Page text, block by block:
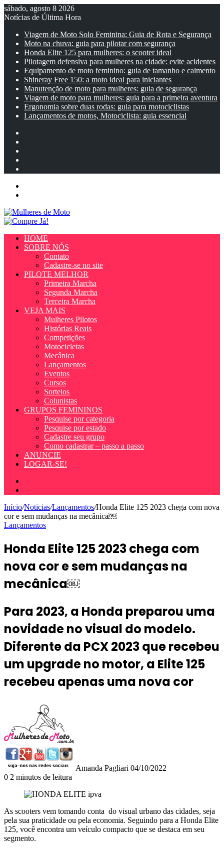
sábado, agosto 8 2026
Notícias de Última Hora
Viagem de Moto Solo Feminina: Guia de Rota e Segurança
Moto na chuva: guia para pilotar com segurança
Honda Elite 125 para mulheres: o scooter ideal
Pilotagem defensiva para mulheres na cidade: evite acidentes
Equipamento de moto feminino: guia de tamanho e caimento
Shineray Free 150: a moto ideal para iniciantes
Manutenção de moto para mulheres: guia de segurança
Viagem de moto para mulheres: guia para a primeira aventura
Ergonomia sobre duas rodas: guia para motociclistas
Lançamentos de motos, Motociclista: guia essencial
HOME
SOBRE NÓS
Contato
Cadastre-se no site
PILOTE MELHOR
Primeira Marcha
Segunda Marcha
Terceira Marcha
VEJA MAIS
Mulheres Pilotos
Histórias Reais
Competições
Motocicletas
Mecânica
Lançamentos
Eventos
Cursos
Sorteios
Colunistas
GRUPOS FEMININOS
Pesquise por categoria
Pesquise por estado
Cadastre seu grupo
Como cadastrar – passo a passo
ANUNCIE
LOGAR-SE!
Início/Noticias/Lançamentos/Honda Elite 125 2023 chega com nova
cor e sem mudanças na mecânica￼
Lançamentos
Honda Elite 125 2023 chega com
nova cor e sem mudanças na
mecânica￼
Para 2023, a Honda preparou uma
novidade no visual do modelo.
Diferente da PCX 2023 que recebeu
um upgrade no motor, a Elite 125
recebeu apenas uma nova cor
Amanda Pagliari 04/10/2022
0 2 minutos de leitura
As scooters vem tomando conta do visual urbano das cidades, seja
pela sua praticidade ou pela economia. Seguindo para a Honda Elite
125, você encontra um veículo compacto que se destaca em seu
segmento.